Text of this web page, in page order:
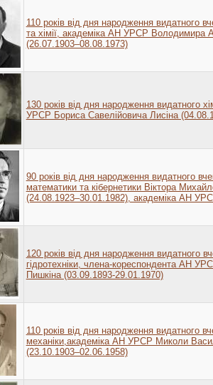
110 років від дня народження видатного
та хімії, академіка АН УРСР Володимира
(26.07.1903–08.08.1973)
130 років від дня народження видатного
УРСР Бориса Савелійовича Лисіна
90 років від дня народження видатного
математики та кібернетики Віктора
(24.08.1923–30.01.1982), академіка АН
120 років від дня народження видатного
гідротехніки, члена-кореспондента АН
Пишкіна (03.09.1893-29.01.1970)
110 років від дня народження видатного
механіки,академіка АН УРСР Миколи
(23.10.1903–02.06.1958)